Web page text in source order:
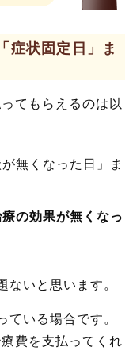
症状固定日」ま
てもらえるのは以
無くなった日」ま
療の効果が無くなっ
いと思います。
いる場合です。
費を支払ってくれ